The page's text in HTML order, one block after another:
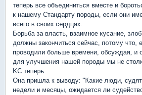
теперь все объединиться вместе и
к нашему Стандарту породы, если они
всего в своих сердцах.
Борьба за власть, взаимное кусание,
должны закончиться сейчас, потому что,
проводили больше времени, обсуждая, и
для улучшения нашей породы мы не
KC теперь.
Она пришла к выводу: "Какие люди,
недели и месяцы, ожидается ли